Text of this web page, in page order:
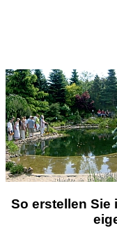
So erstellen Sie